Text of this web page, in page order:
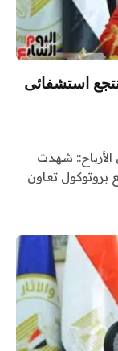
استشفائى
الأرباح:: شهدت
بروتوكول تعاون